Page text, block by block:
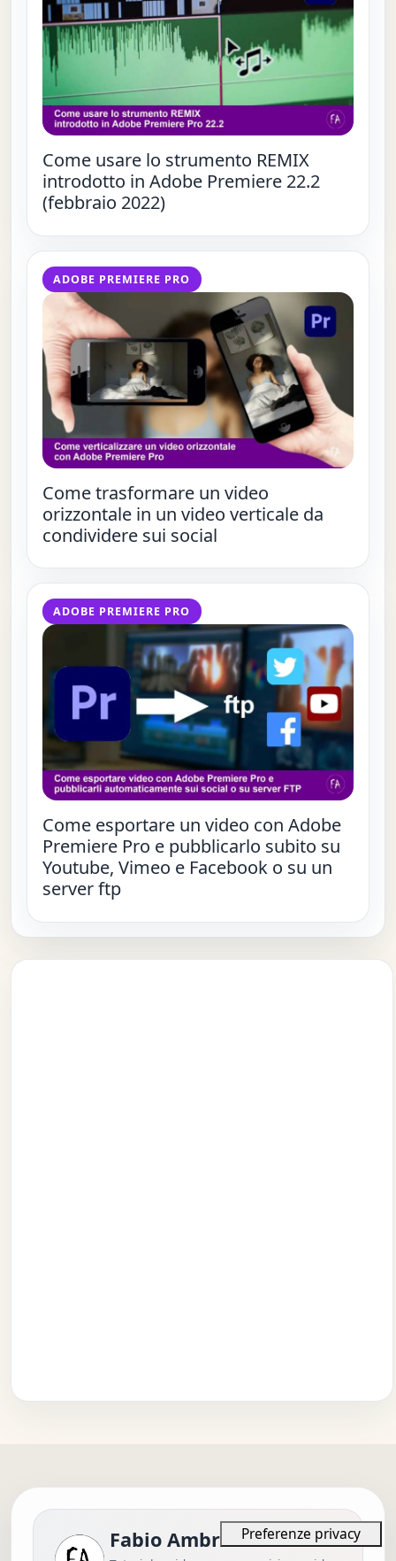
Come usare lo strumento REMIX
introdotto in Adobe Premiere 22.2
(febbraio 2022)
ADOBE PREMIERE PRO
Come trasformare un video
orizzontale in un video verticale da
condividere sui social
ADOBE PREMIERE PRO
Come esportare un video con Adobe
Premiere Pro e pubblicarlo subito su
Youtube, Vimeo e Facebook o su un
server ftp
Fabio Ambrosi